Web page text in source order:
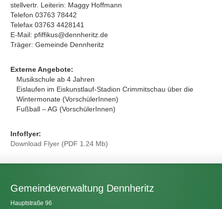
stellvertr. Leiterin: Maggy Hoffmann
Telefon 03763 78442
Telefax 03763 4428141
E-Mail: pfiffikus@dennheritz.de
Träger: Gemeinde Dennheritz
Externe Angebote:
Musikschule ab 4 Jahren
Eislaufen im Eiskunstlauf-Stadion Crimmitschau über die
Wintermonate (VorschülerInnen)
Fußball – AG (VorschülerInnen)
Infoflyer:
Download Flyer (PDF 1.24 Mb)
Gemeindeverwaltung Dennheritz
Hauptstraße 96